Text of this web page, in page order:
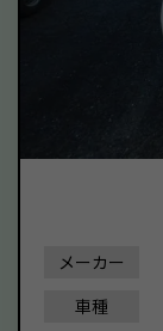
メーカー
車種